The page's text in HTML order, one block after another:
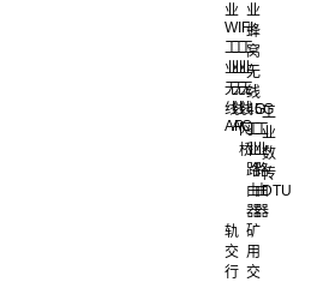
业
WIFI
工
业
无
线
AP
工
业
无
线
AC
工
业
无
线
网
桥
业
蜂
窝
无
线
4G
工
业
路
由
器
5G
工
业
路
由
器
工
业
数
传
DTU
轨
交
行
矿
用
交